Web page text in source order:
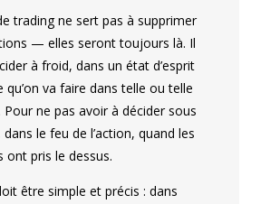
trading ne sert pas à supprimer
— elles seront toujours là. Il
à froid, dans un état d’esprit
qu’on va faire dans telle ou telle
ne pas avoir à décider sous
le feu de l’action, quand les
ont pris le dessus.
être simple et précis : dans